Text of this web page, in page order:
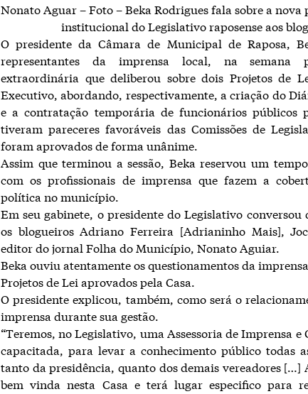
Nonato Aguar – Foto – Beka Rodrigues fala sobre a
institucional do Legislativo raposense aos
O presidente da Câmara de Municipal de Raposa,
representantes da imprensa local, na semana
extraordinária que deliberou sobre dois Projetos de
Executivo, abordando, respectivamente, a criação do
e a contratação temporária de funcionários públicos
tiveram pareceres favoráveis das Comissões de
foram aprovados de forma unânime.
Assim que terminou a sessão, Beka reservou um
com os profissionais de imprensa que fazem a
política no município.
Em seu gabinete, o presidente do Legislativo conversou
os blogueiros Adriano Ferreira [Adrianinho Mais],
editor do jornal Folha do Município, Nonato Aguiar.
Beka ouviu atentamente os questionamentos da
Projetos de Lei aprovados pela Casa.
O presidente explicou, também, como será o
imprensa durante sua gestão.
“Teremos, no Legislativo, uma Assessoria de Imprensa
capacitada, para levar a conhecimento público todas
tanto da presidência, quanto dos demais vereadores […]
bem vinda nesta Casa e terá lugar especifico para